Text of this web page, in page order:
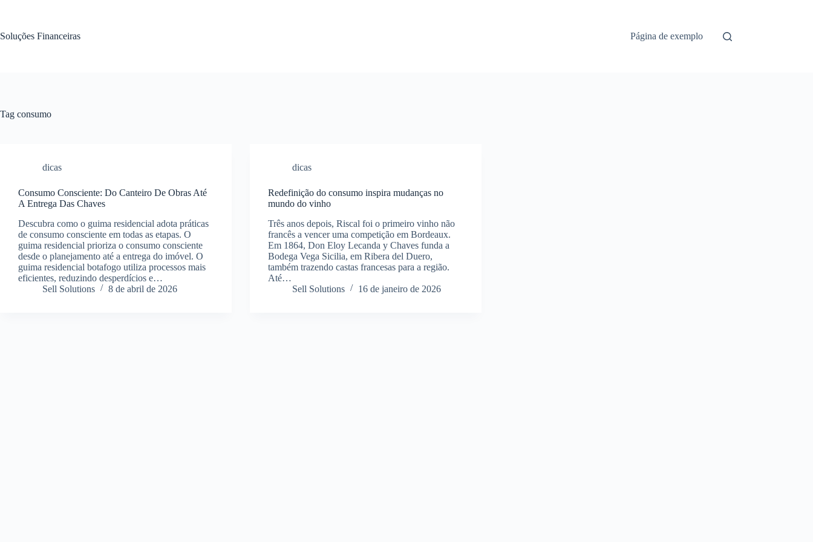
conteúdo
Soluções Financeiras Página de exemplo
Tag consumo
dicas
Consumo Consciente: Do Canteiro De Obras Até
A Entrega Das Chaves
Descubra como o guima residencial adota práticas
de consumo consciente em todas as etapas. O
guima residencial prioriza o consumo consciente
desde o planejamento até a entrega do imóvel. O
guima residencial botafogo utiliza processos mais
eficientes, reduzindo desperdícios e…
Sell Solutions
8 de abril de 2026
dicas
Redefinição do consumo inspira mudanças no
mundo do vinho
Três anos depois, Riscal foi o primeiro vinho não
francês a vencer uma competição em Bordeaux.
Em 1864, Don Eloy Lecanda y Chaves funda a
Bodega Vega Sicilia, em Ribera del Duero,
também trazendo castas francesas para a região.
Até…
Sell Solutions
16 de janeiro de 2026